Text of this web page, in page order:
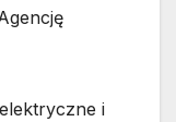
i